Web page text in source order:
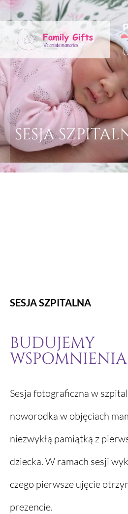
SESJA
SESJA SZPITALNA
BUDUJEMY
WSPOMNIENIA
Sesja fotograficzna w
noworodka w objęciach
niezwykłą pamiątką z
dziecka. W ramach sesji
czego pierwsze ujęcie
prezencie.